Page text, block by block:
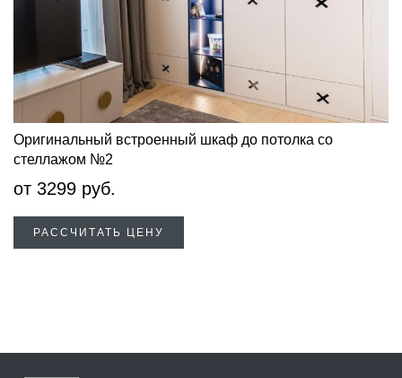
Оригинальный встроенный шкаф до потолка со
стеллажом №2
от 3299 руб.
РАССЧИТАТЬ ЦЕНУ